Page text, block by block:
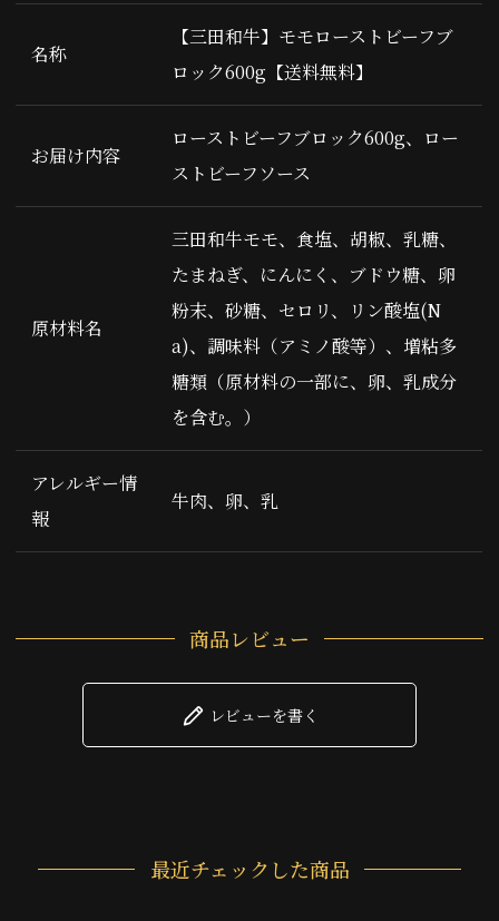
名称
【三田和牛】モモローストビーフブ
ロック600g【送料無料】
お届け内容
ローストビーフブロック600g、ロー
ストビーフソース
原材料名
三田和牛モモ、食塩、胡椒、乳糖、
たまねぎ、にんにく、ブドウ糖、卵
粉末、砂糖、セロリ、リン酸塩(N
a)、調味料（アミノ酸等）、増粘多
糖類（原材料の一部に、卵、乳成分
を含む。）
アレルギー情
報
牛肉、卵、乳
商品レビュー
レビューを書く
最近チェックした商品